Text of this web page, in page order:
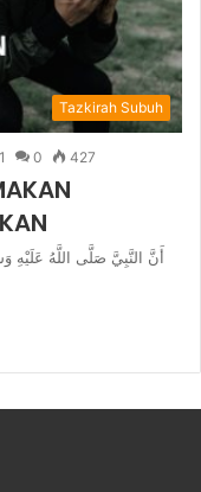
Tazkirah Subuh
0 427
أَنَّ النَّبِيَّ صَلَّى اللَّهُ عَلَيْهِ